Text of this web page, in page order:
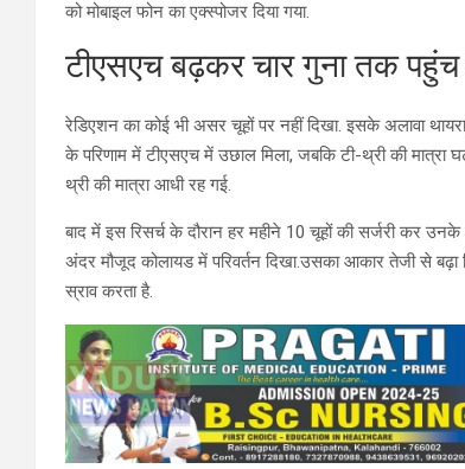
को मोबाइल फोन का एक्स्पोजर दिया गया.
टीएसएच बढ़कर चार गुना तक पहुंच
रेडिएशन का कोई भी असर चूहों पर नहीं दिखा. इसके अलावा
के परिणाम में टीएसएच में उछाल मिला, जबकि टी-थ्री की मात्रा
थ्री की मात्रा आधी रह गई.
बाद में इस रिसर्च के दौरान हर महीने 10 चूहों की सर्जरी कर
अंदर मौजूद कोलायड में परिवर्तन दिखा.उसका आकार तेजी से बढ़ा
स्राव करता है.